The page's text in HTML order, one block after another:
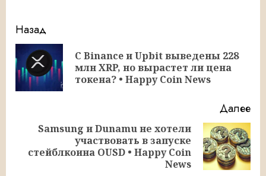
Продолжить
чтение
Назад
С Binance и Upbit выведены 228
млн XRP, но вырастет ли цена
токена? • Happy Coin News
Далее
Следующая
запись:
Samsung и Dunamu не хотели
участвовать в запуске
стейблкоина OUSD • Happy Coin
News